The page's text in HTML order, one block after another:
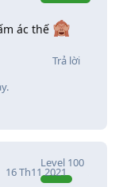
ác thế
Trả lời
Level 100
16 Th11 2021